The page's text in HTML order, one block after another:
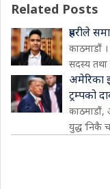
Related Posts
प्रहरीले
काठमाडौं
सदस्य तथा
अमेरिका
ट्रम्पको
काठमाडौं,
युद्ध ‘निकै